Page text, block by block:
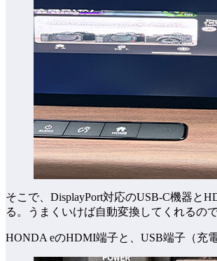
そこで、DisplayPort対応のUSB-C機器と
る。うまくいけば自動変換してくれるの
HONDA eのHDMI端子と、USB端子（充